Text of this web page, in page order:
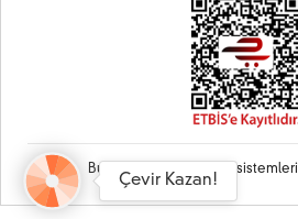
Bu site Vikaon E-Ticaret sistemleri
Çevir Kazan!